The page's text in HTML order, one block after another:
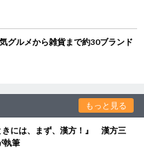
グルメから雑貨まで約30ブランド
もっと見る
きには、まず、漢方！』 漢方三
執筆